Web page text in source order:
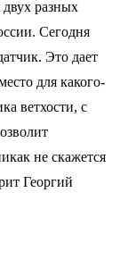
разных
Сегодня
Это дает
для какого-
ветхости, с
не скажется
Георгий